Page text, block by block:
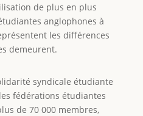
de plus en plus
anglophones à
les différences
demeurent.
syndicale étudiante
fédérations étudiantes
de 70 000 membres,